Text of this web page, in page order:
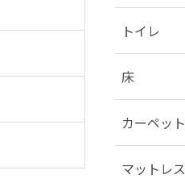
トイレ
床
カーペット
マットレス